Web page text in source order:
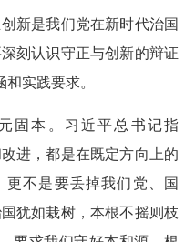
新是我们党在新时代治国
刻认识守正与创新的辩证
实践要求。
固本。习近平总书记指
进，都是在既定方向上的
不是要丢掉我们党、国
犹如栽树，本根不摇则枝